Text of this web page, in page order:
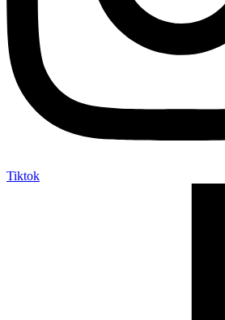
Tiktok